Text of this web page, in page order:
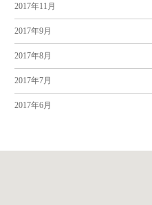
2017年11月
2017年9月
2017年8月
2017年7月
2017年6月